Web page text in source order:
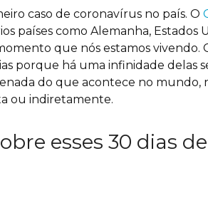
caso de coronavírus no país. O
países como Alemanha, Estados
que nós estamos vivendo.
porque há uma infinidade delas
do que acontece no mundo,
ou indiretamente.
esses 30 dias de